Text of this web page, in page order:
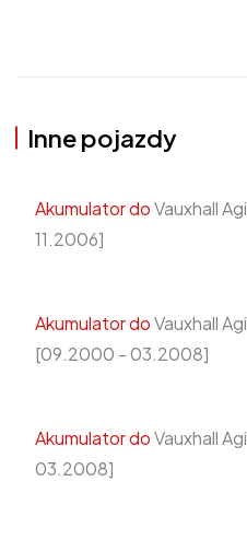
Inne pojazdy
Akumulator doVauxhall
11.2006]
Akumulator doVauxhall
[09.2000 - 03.2008]
Akumulator doVauxhall
03.2008]